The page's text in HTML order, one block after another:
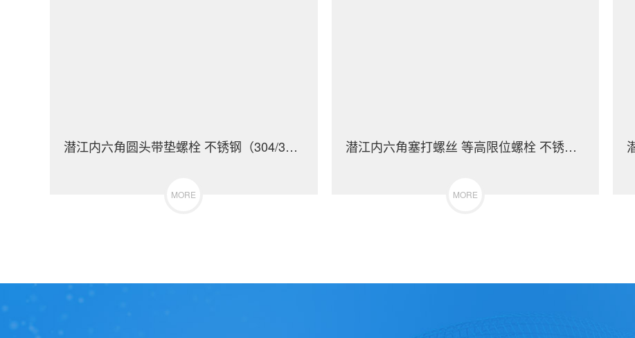
潜江内六角圆头带垫螺栓 不锈钢（304/316）碳钢 合金钢
MORE
潜江内六角塞打螺丝 等高限位螺栓 不锈钢（304/316）碳钢 合金钢
MORE